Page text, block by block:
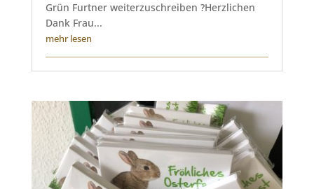
Grün Furtner weiterzuschreiben ?Herzlichen
Dank Frau...
mehr lesen